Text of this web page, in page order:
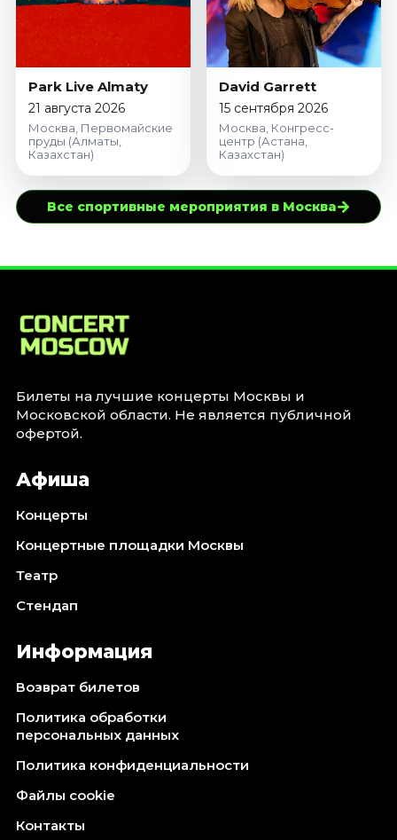
Park Live Almaty
21 августа 2026
Москва, Первомайские
пруды (Алматы,
Казахстан)
David Garrett
15 сентября 2026
Москва, Конгресс-
центр (Астана,
Казахстан)
Все спортивные мероприятия в Москва→
Билеты на лучшие концерты Москвы и
Московской области. Не является публичной
офертой.
Афиша
Концерты
Концертные площадки Москвы
Театр
Стендап
Информация
Возврат билетов
Политика обработки
персональных данных
Политика конфиденциальности
Файлы cookie
Контакты